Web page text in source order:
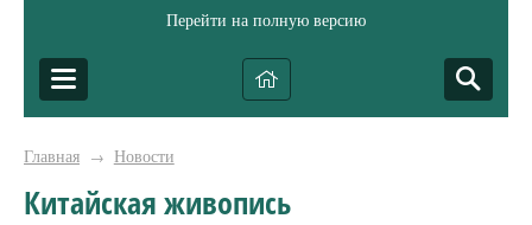
Перейти на полную версию
Главная → Новости
Китайская живопись